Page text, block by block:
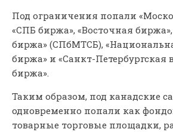
Под ограничения попали
«СПБ биржа», «Восточная
биржа» (СПбМТСБ),
биржа» и «Санкт-Петербургская
биржа».
Таким образом, под канадские
одновременно попали как
товарные торговые площадки,